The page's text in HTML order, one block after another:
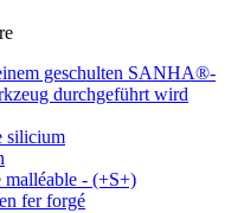
silicium
malléable - (+S+)
fer forgé